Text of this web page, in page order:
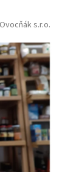
Ovocňák s.r.o.